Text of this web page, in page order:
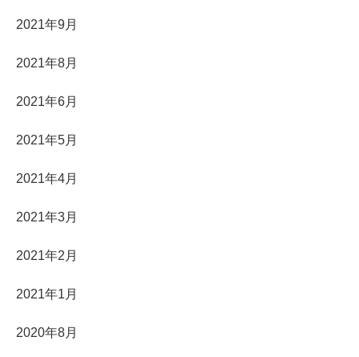
2021年9月
2021年8月
2021年6月
2021年5月
2021年4月
2021年3月
2021年2月
2021年1月
2020年8月